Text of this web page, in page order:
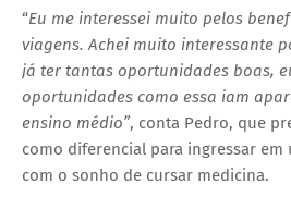
“Eu me interessei muito pelos
viagens. Achei muito interessante
já ter tantas oportunidades boas,
oportunidades como essa iam
ensino médio”, conta Pedro, que
como diferencial para ingressar em
com o sonho de cursar medicina.